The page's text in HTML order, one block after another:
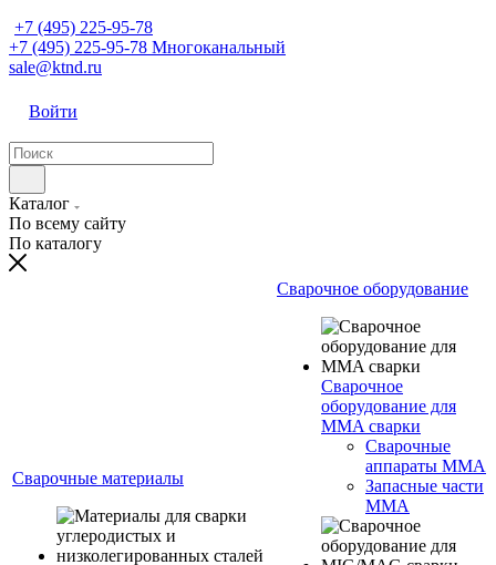
+7 (495) 225-95-78
+7 (495) 225-95-78 Многоканальный
sale@ktnd.ru
Войти
Каталог
По всему сайту
По каталогу
Сварочные материалы
Сварочное оборудование
Сварочное
оборудование для
MMA сварки
Сварочные
аппараты MMA
Запасные части
MMA